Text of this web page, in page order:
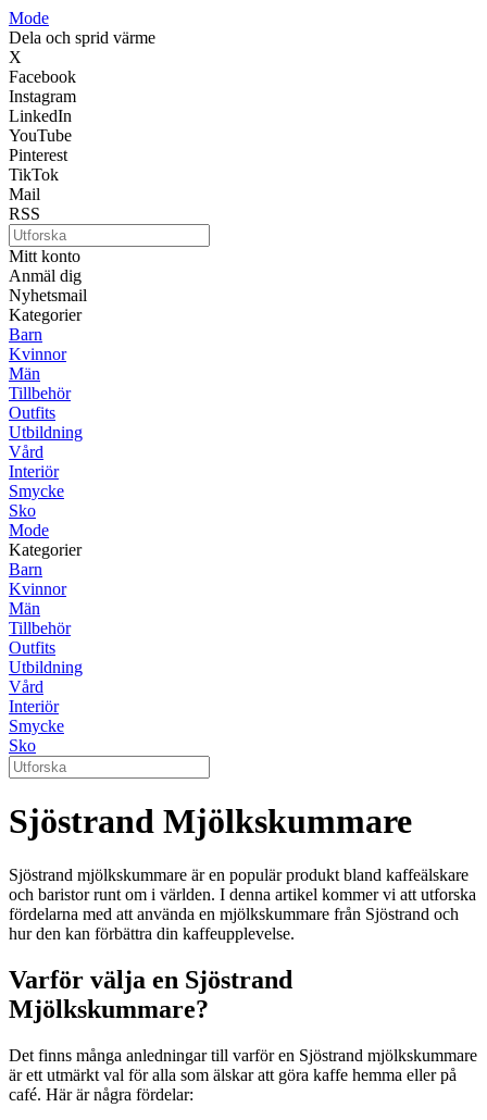
Mode
Dela och sprid värme
X
Facebook
Instagram
LinkedIn
YouTube
Pinterest
TikTok
Mail
RSS
Mitt konto
Anmäl dig
Nyhetsmail
Kategorier
Barn
Kvinnor
Män
Tillbehör
Outfits
Utbildning
Vård
Interiör
Smycke
Sko
Mode
Kategorier
Barn
Kvinnor
Män
Tillbehör
Outfits
Utbildning
Vård
Interiör
Smycke
Sko
Sjöstrand Mjölkskummare
Sjöstrand mjölkskummare är en populär produkt bland kaffeälskare
och baristor runt om i världen. I denna artikel kommer vi att utforska
fördelarna med att använda en mjölkskummare från Sjöstrand och
hur den kan förbättra din kaffeupplevelse.
Varför välja en Sjöstrand
Mjölkskummare?
Det finns många anledningar till varför en Sjöstrand mjölkskummare
är ett utmärkt val för alla som älskar att göra kaffe hemma eller på
café. Här är några fördelar: